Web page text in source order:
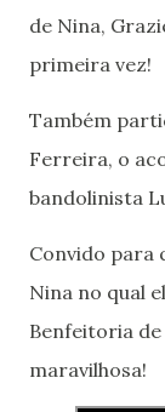
de Nina,
primeira vez!
Também
Ferreira, o
bandolinista
Convido para
Nina no qual
Benfeitoria
maravilhosa!